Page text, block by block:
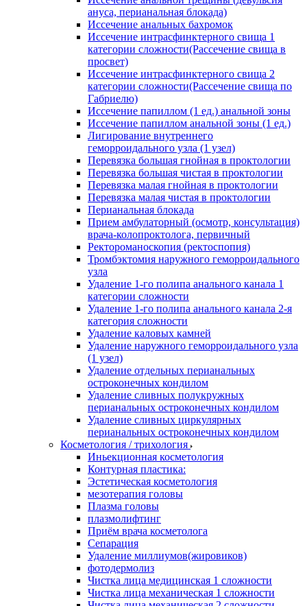
ануса, перианальная блокада)
Иссечение анальных бахромок
Иссечение интрасфинктерного свища 1
категории сложности(Рассечение свища в
просвет)
Иссечение интрасфинктерного свища 2
категории сложности(Рассечение свища по
Габриелю)
Иссечение папиллом (1 ед.) анальной зоны
Иссечение папиллом анальной зоны (1 ед.)
Лигирование внутреннего
геморроидального узла (1 узел)
Перевязка большая гнойная в проктологии
Перевязка большая чистая в проктологии
Перевязка малая гнойная в проктологии
Перевязка малая чистая в проктологии
Перианальная блокада
Прием амбулаторный (осмотр, консультация)
врача-колопроктолога, первичный
Ректороманоскопия (ректоспопия)
Тромбэктомия наружного геморроидального
узла
Удаление 1-го полипа анального канала 1
категории сложности
Удаление 1-го полипа анального канала 2-я
категория сложности
Удаление каловых камней
Удаление наружного геморроидального узла
(1 узел)
Удаление отдельных перианальных
остроконечных кондилом
Удаление сливных полукружных
перианальных остроконечных кондилом
Удаление сливных циркулярных
перианальных остроконечных кондилом
Косметология / трихология
Иньекционная косметология
Контурная пластика:
Эстетическая косметология
мезотерапия головы
Плазма головы
плазмолифтинг
Приём врача косметолога
Сепарация
Удаление миллиумов(жировиков)
фотодермолиз
Чистка лица медицинская 1 сложности
Чистка лица механическая 1 сложности